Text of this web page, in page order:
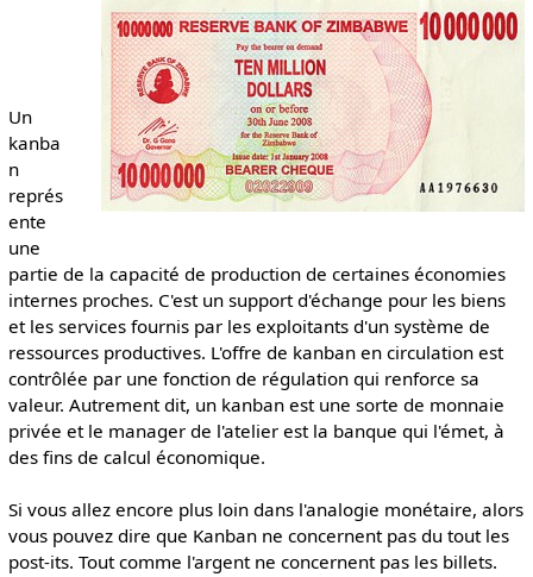
Un
kanba
n
représ
ente
une
partie de la capacité de production de certaines économies
internes proches. C'est un support d'échange pour les biens
et les services fournis par les exploitants d'un système de
ressources productives. L'offre de kanban en circulation est
contrôlée par une fonction de régulation qui renforce sa
valeur. Autrement dit, un kanban est une sorte de monnaie
privée et le manager de l'atelier est la banque qui l'émet, à
des fins de calcul économique.
Si vous allez encore plus loin dans l'analogie monétaire, alors
vous pouvez dire que Kanban ne concernent pas du tout les
post-its. Tout comme l'argent ne concernent pas les billets.